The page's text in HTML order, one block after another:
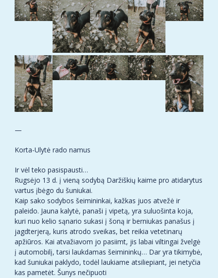
—
Korta-Ulytė rado namus
Ir vėl teko pasispausti…
Rugsėjo 13 d. į vieną sodybą Daržiškių kaime pro atidarytus
vartus įbėgo du šuniukai.
Kaip sako sodybos šeimininkai, kažkas juos atvežė ir
paleido. Jauna kalytė, panaši į vipetą, yra suluošinta koja,
kuri nuo kelio sąnario sukasi į šoną ir berniukas panašus į
jagdterjerą, kuris atrodo sveikas, bet reikia vetetinarų
apžiūros. Kai atvažiavom jo pasiimt, jis labai viltingai žvelgė
į automobilį, tarsi laukdamas šeimininkų… Dar yra tikimybė,
kad šuniukai paklydo, todėl laukiame atsiliepiant, jei netyčia
kas pametėt. Šunys nečipuoti